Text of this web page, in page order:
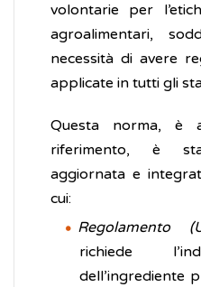
volontarie per
agroalimentari,
necessità di avere
applicate in tutti gli
Questa norma, è
riferimento, è
aggiornata e
cui:
Regolamento
richiede
dell’ingrediente